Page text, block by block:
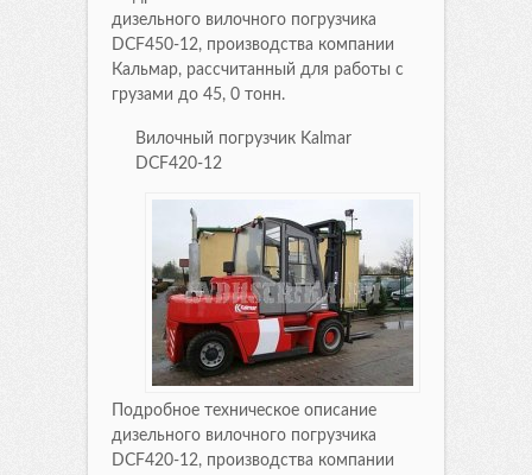
дизельного вилочного погрузчика
DCF450-12, производства компании
Кальмар, рассчитанный для работы с
грузами до 45, 0 тонн.
Вилочный погрузчик Kalmar
DCF420-12
Подробное техническое описание
дизельного вилочного погрузчика
DCF420-12, производства компании